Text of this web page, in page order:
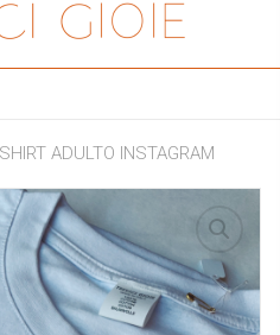
ADULTO INSTAGRAM